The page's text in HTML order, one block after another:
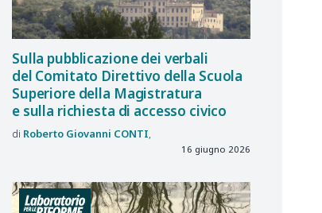
Sulla pubblicazione dei verbali
del Comitato Direttivo della Scuola
Superiore della Magistratura
e sulla richiesta di accesso civico
Roberto Giovanni CONTI
16 giugno 2026